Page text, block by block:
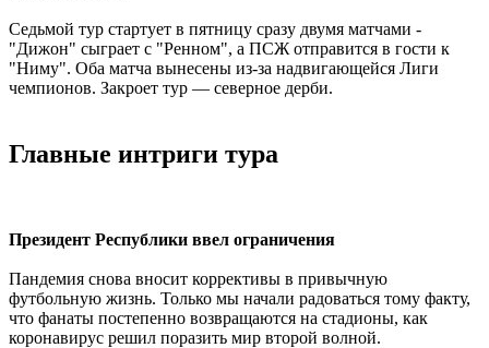
Седьмой тур стартует в пятницу сразу двумя матчами -
"Дижон" сыграет с "Ренном", а ПСЖ отправится в гости к
"Ниму". Оба матча вынесены из-за надвигающейся Лиги
чемпионов. Закроет тур — северное дерби.
Главные интриги тура
Президент Республики ввел ограничения
Пандемия снова вносит коррективы в привычную
футбольную жизнь. Только мы начали радоваться тому факту,
что фанаты постепенно возвращаются на стадионы, как
коронавирус решил поразить мир второй волной.